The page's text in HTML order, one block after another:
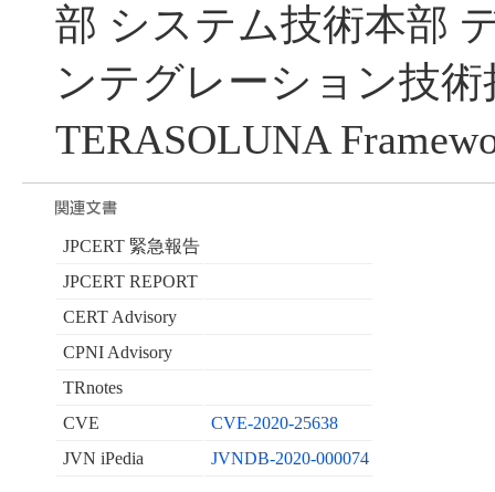
部 システム技術本部
ンテグレーション技術
TERASOLUNA
JPCERT 緊急報告
JPCERT REPORT
CERT Advisory
CPNI Advisory
TRnotes
CVE
CVE-2020-25638
JVN iPedia
JVNDB-2020-000074